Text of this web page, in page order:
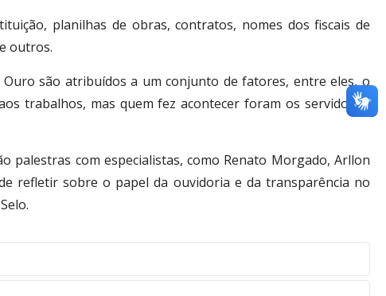
planilhas de obras, contratos, nomes dos fiscais de
outros.
são atribuídos a um conjunto de fatores, entre eles, o
trabalhos, mas quem fez acontecer foram os servidores.
palestras com especialistas, como Renato Morgado, Arllon
refletir sobre o papel da ouvidoria e da transparência no